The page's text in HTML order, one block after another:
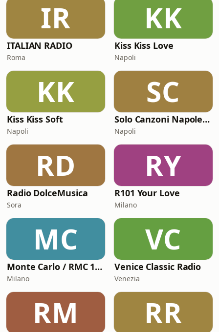
IR
ITALIAN RADIO
Roma
KK
Kiss Kiss Love
Napoli
KK
Kiss Kiss Soft
Napoli
SC
Solo Canzoni Napoletane
Napoli
RD
Radio DolceMusica
Sora
RY
R101 Your Love
Milano
MC
Monte Carlo / RMC 1 - Love Songs
Milano
VC
Venice Classic Radio
Venezia
RM RR